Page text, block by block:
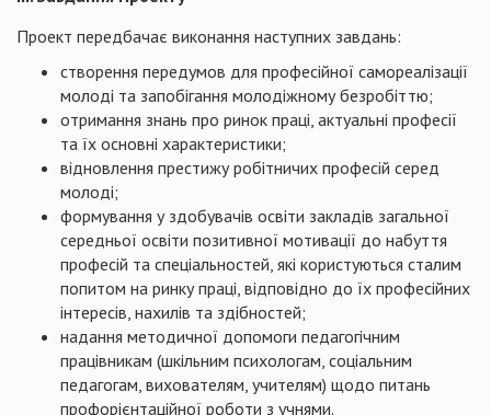
Проект передбачає виконання наступних завдань:
створення передумов для професійної самореалізації
молоді та запобігання молодіжному безробіттю;
отримання знань про ринок праці, актуальні професії
та їх основні характеристики;
відновлення престижу робітничих професій серед
молоді;
формування у здобувачів освіти закладів загальної
середньої освіти позитивної мотивації до набуття
професій та спеціальностей, які користуються сталим
попитом на ринку праці, відповідно до їх професійних
інтересів, нахилів та здібностей;
надання методичної допомоги педагогічним
працівникам (шкільним психологам, соціальним
педагогам, вихователям, учителям) щодо питань
профорієнтаційної роботи з учнями.